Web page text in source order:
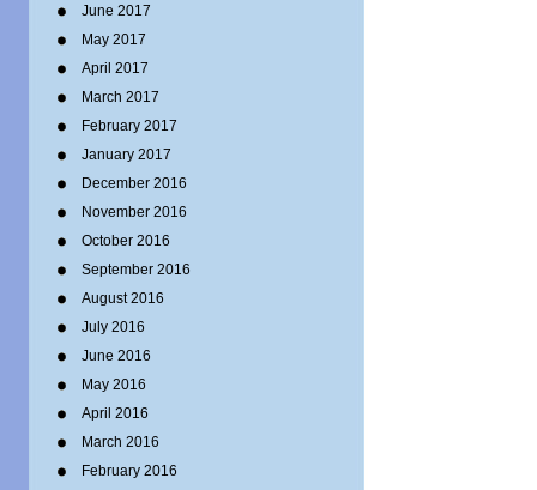
June 2017
May 2017
April 2017
March 2017
February 2017
January 2017
December 2016
November 2016
October 2016
September 2016
August 2016
July 2016
June 2016
May 2016
April 2016
March 2016
February 2016